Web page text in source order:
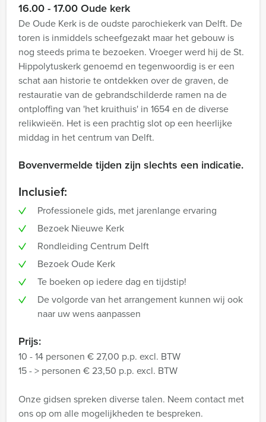
16.00 - 17.00 Oude kerk
De Oude Kerk is de oudste parochiekerk van Delft. De
toren is inmiddels scheefgezakt maar het gebouw is
nog steeds prima te bezoeken. Vroeger werd hij de St.
Hippolytuskerk genoemd en tegenwoordig is er een
schat aan historie te ontdekken over de graven, de
restauratie van de gebrandschilderde ramen na de
ontploffing van 'het kruithuis' in 1654 en de diverse
relikwieën. Het is een prachtig slot op een heerlijke
middag in het centrum van Delft.
Bovenvermelde tijden zijn slechts een indicatie.
Inclusief:
Professionele gids, met jarenlange ervaring
Bezoek Nieuwe Kerk
Rondleiding Centrum Delft
Bezoek Oude Kerk
Te boeken op iedere dag en tijdstip!
De volgorde van het arrangement kunnen wij ook
naar uw wens aanpassen
Prijs:
10 - 14 personen € 27,00 p.p. excl. BTW
15 - > personen € 23,50 p.p. excl. BTW
Onze gidsen spreken diverse talen. Neem contact met
ons op om alle mogelijkheden te bespreken.